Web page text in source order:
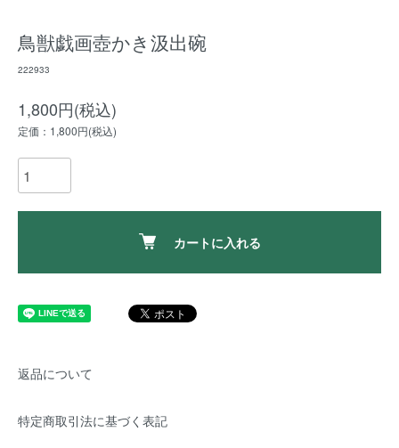
鳥獣戯画壺かき汲出碗
222933
1,800円(税込)
定価：1,800円(税込)
カートに入れる
返品について
特定商取引法に基づく表記